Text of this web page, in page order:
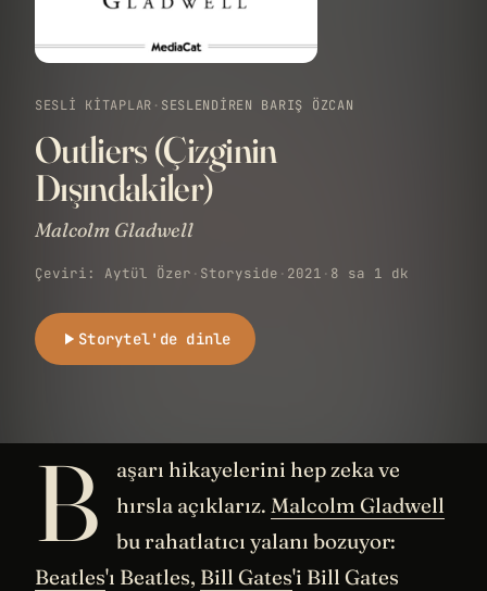
SESLI KITAPLAR · SESLENDIREN BARIŞ ÖZCAN
Outliers (Çizginin
Dışındakiler)
Malcolm Gladwell
Çeviri: Aytül Özer · Storyside · 2021 · 8 sa 1 dk
Storytel'de dinle
B
aşarı hikayelerini hep zeka ve
hırsla açıklarız. Malcolm Gladwell
bu rahatlatıcı yalanı bozuyor:
Beatles'ı Beatles, Bill Gates'i Bill Gates